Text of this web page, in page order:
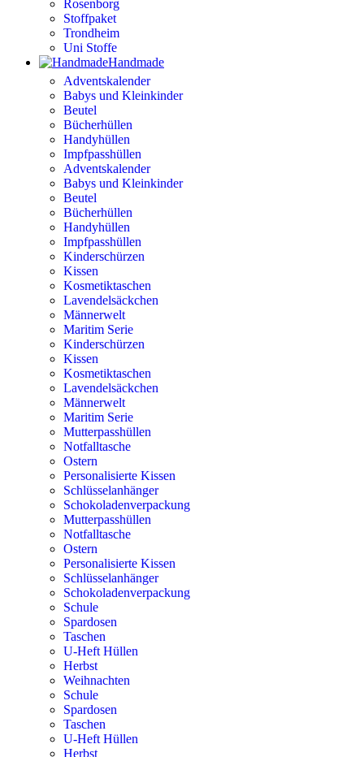
Rosenborg
Stoffpaket
Trondheim
Uni Stoffe
Handmade
Adventskalender
Babys und Kleinkinder
Beutel
Bücherhüllen
Handyhüllen
Impfpasshüllen
Adventskalender
Babys und Kleinkinder
Beutel
Bücherhüllen
Handyhüllen
Impfpasshüllen
Kinderschürzen
Kissen
Kosmetiktaschen
Lavendelsäckchen
Männerwelt
Maritim Serie
Kinderschürzen
Kissen
Kosmetiktaschen
Lavendelsäckchen
Männerwelt
Maritim Serie
Mutterpasshüllen
Notfalltasche
Ostern
Personalisierte Kissen
Schlüsselanhänger
Schokoladenverpackung
Mutterpasshüllen
Notfalltasche
Ostern
Personalisierte Kissen
Schlüsselanhänger
Schokoladenverpackung
Schule
Spardosen
Taschen
U-Heft Hüllen
Herbst
Weihnachten
Schule
Spardosen
Taschen
U-Heft Hüllen
Herbst